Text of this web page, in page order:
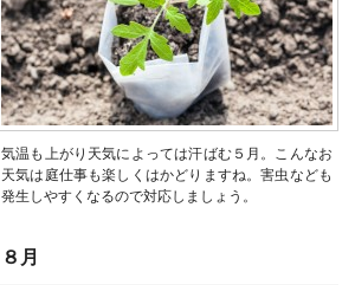
気温も上がり天気によっては汗ばむ５月。こんなお
天気は庭仕事も楽しくはかどりますね。害虫なども
発生しやすくなるので対応しましょう。
８月